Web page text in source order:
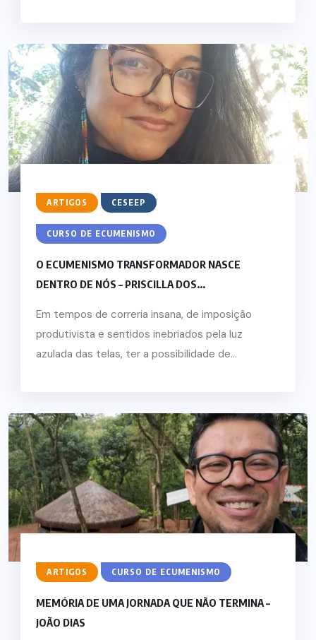
ARTIGOS CESEEP
CURSO DE ECUMENISMO
O ECUMENISMO TRANSFORMADOR NASCE
DENTRO DE NÓS – PRISCILLA DOS...
Em tempos de correria insana, de imposição
produtivista e sentidos inebriados pela luz
azulada das telas, ter a possibilidade de...
ARTIGOS CURSO DE ECUMENISMO
MEMÓRIA DE UMA JORNADA QUE NÃO TERMINA –
JOÃO DIAS